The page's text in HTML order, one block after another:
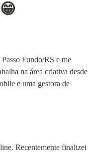
Fundo/RS e me
na área criativa desde
e uma gestora de
Recentemente finalizei